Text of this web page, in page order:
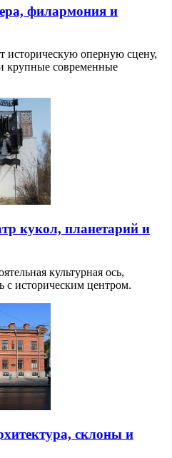
филармония и
историческую оперную сцену,
крупные современные
кукол, планетарий и
культурная ось,
историческим центром.
склоны и